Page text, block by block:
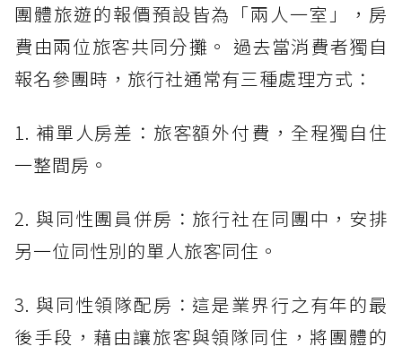
團體旅遊的報價預設皆為「兩人一室」，房
費由兩位旅客共同分攤。 過去當消費者獨自
報名參團時，旅行社通常有三種處理方式：
1. 補單人房差：旅客額外付費，全程獨自住
一整間房。
2. 與同性團員併房：旅行社在同團中，安排
另一位同性別的單人旅客同住。
3. 與同性領隊配房：這是業界行之有年的最
後手段，藉由讓旅客與領隊同住，將團體的